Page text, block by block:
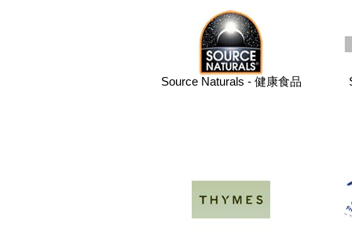
Source Naturals - 健康食品